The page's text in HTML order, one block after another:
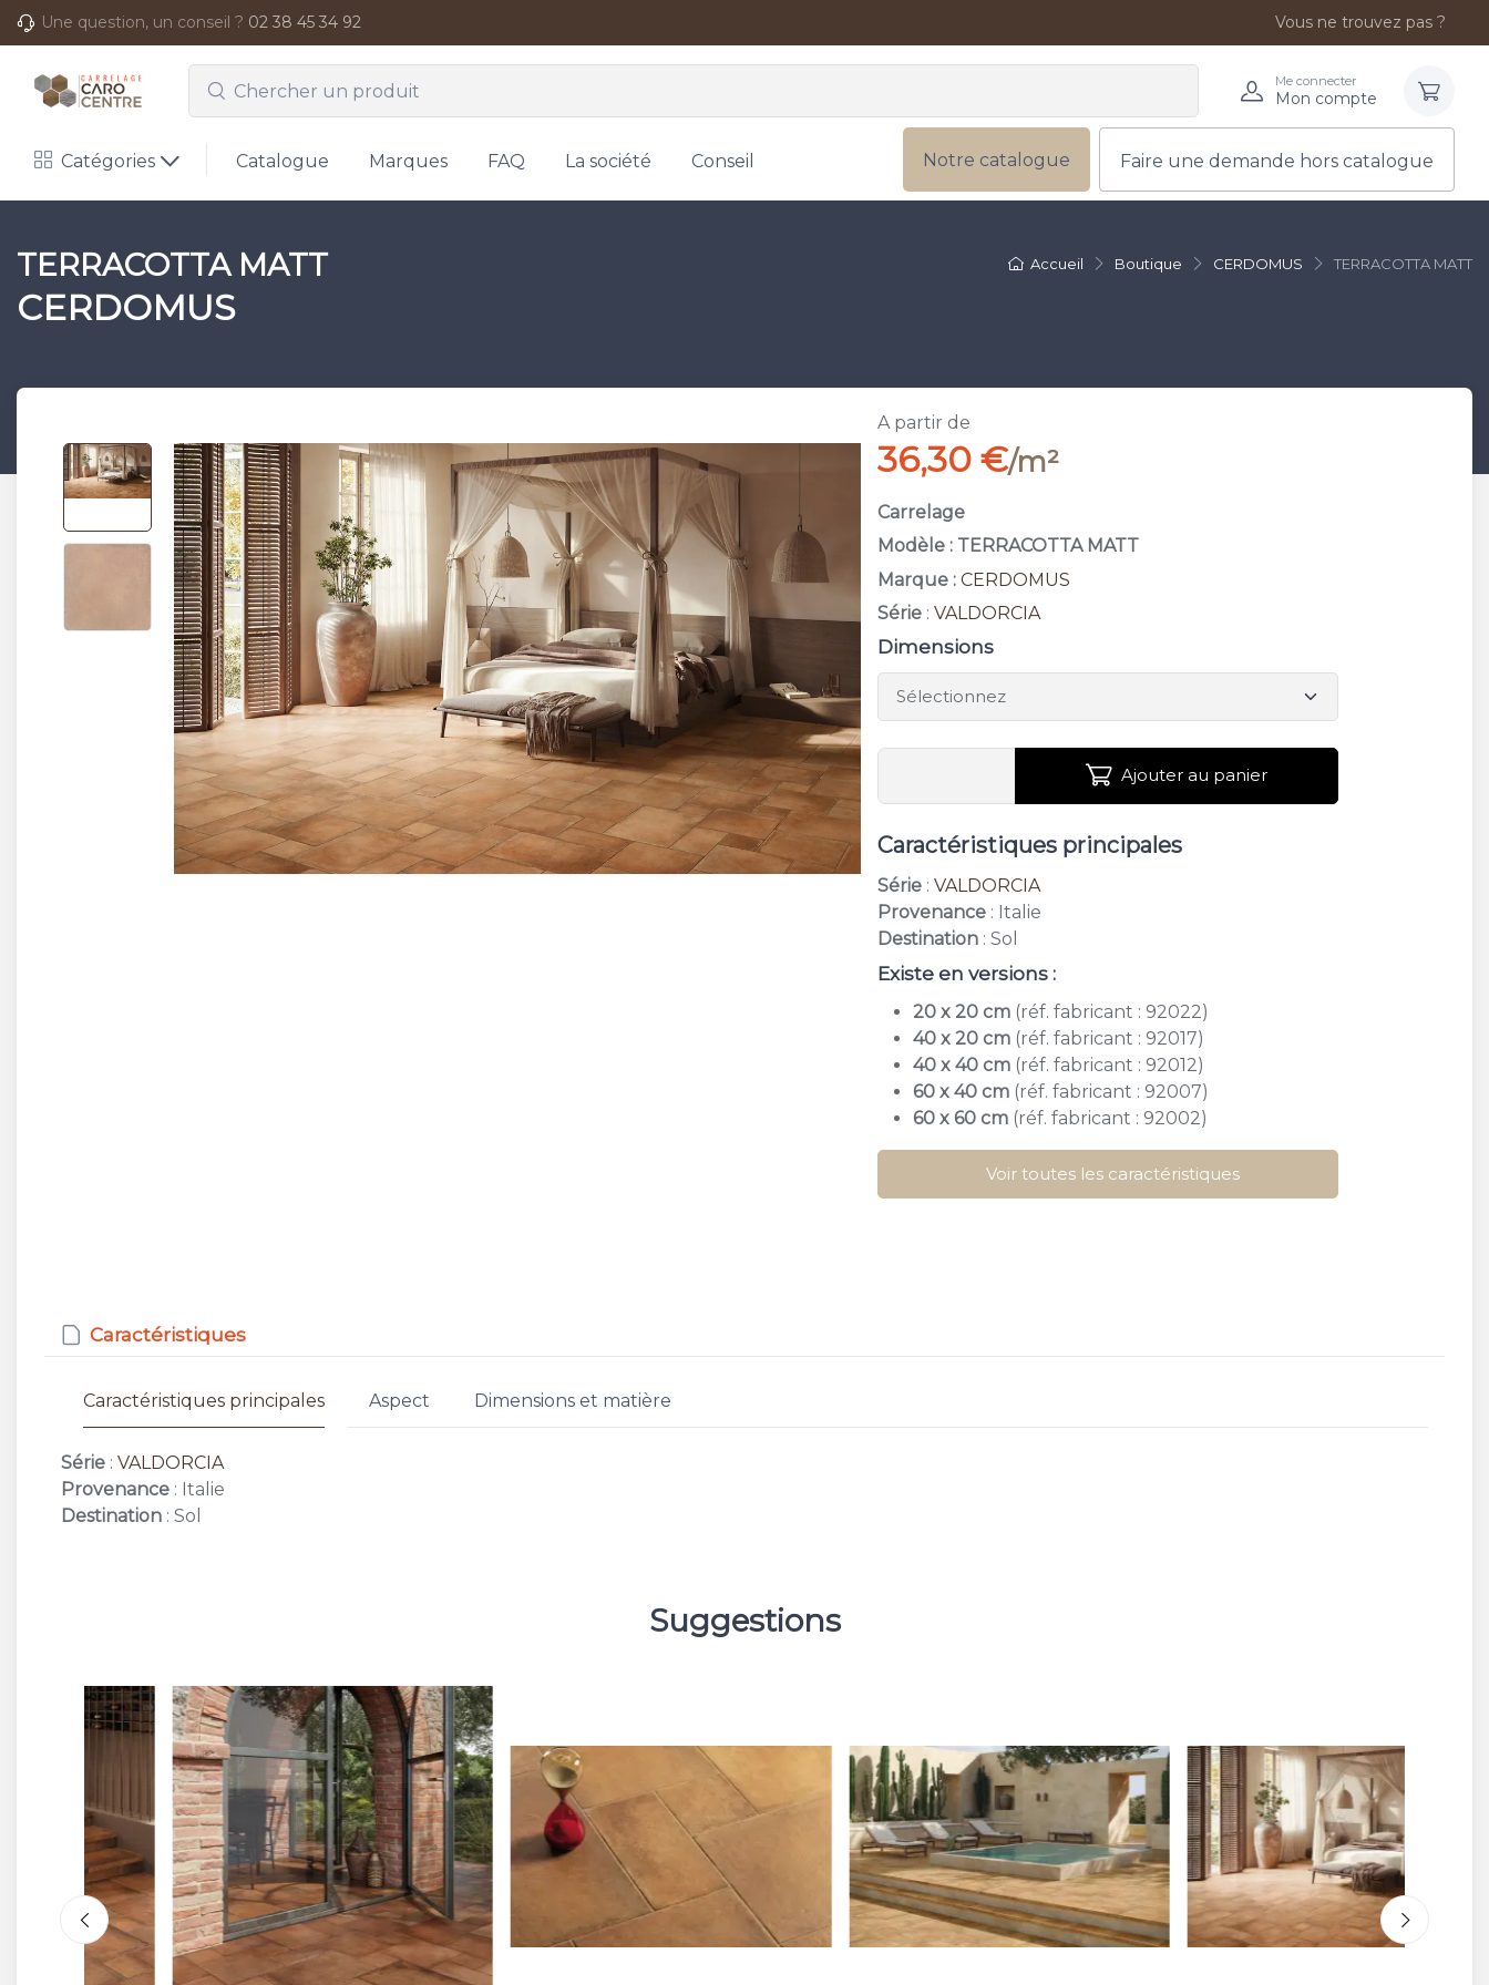
Une question, un conseil ? 02 38 45 34 92 Vous ne trouvez pas ?
Me connecter
Mon compte
Catégories Catalogue Marques FAQ La société Conseil Notre catalogue Faire une demande hors catalogue
Accueil Boutique CERDOMUS TERRACOTTA MATT
TERRACOTTA MATT
CERDOMUS
A partir de
36,30 €/m²
Carrelage
Modèle : TERRACOTTA MATT
Marque : CERDOMUS
Série :VALDORCIA
Dimensions
Ajouter au panier
Caractéristiques principales
Série :VALDORCIA
Provenance : Italie
Destination : Sol
Existe en versions :
20 x 20 cm (réf. fabricant : 92022)
40 x 20 cm (réf. fabricant : 92017)
40 x 40 cm (réf. fabricant : 92012)
60 x 40 cm (réf. fabricant : 92007)
60 x 60 cm (réf. fabricant : 92002)
Voir toutes les caractéristiques
Caractéristiques
Caractéristiques principales Aspect Dimensions et matière
Série : VALDORCIA
Provenance : Italie
Destination : Sol
Suggestions